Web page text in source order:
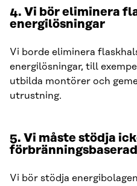
4. Vi bör eliminera
energilösningar
Vi borde eliminera
energilösningar, till
utbilda montörer och
utrustning.
5. Vi måste stödja
Vi bör stödja